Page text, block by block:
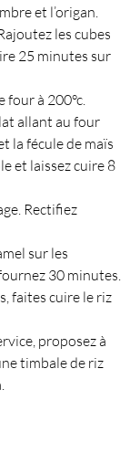
et l’origan.
les cubes
25 minutes sur
four à 200°c.
allant au four
la fécule de maïs
et laissez cuire 8
Rectifiez
sur les
30 minutes.
faites cuire le riz
proposez à
timbale de riz